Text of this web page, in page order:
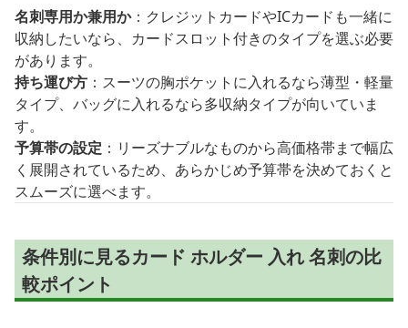
名刺専用か兼用か：クレジットカードやICカードも一緒に
収納したいなら、カードスロット付きのタイプを選ぶ必要
があります。
持ち運び方 ：スーツの胸ポケットに入れるなら薄型・軽量
タイプ、バッグに入れるなら多収納タイプが向いていま
す。
予算帯の設定 ：リーズナブルなものから高価格帯まで幅広
く展開されているため、あらかじめ予算帯を決めておくと
スムーズに選べます。
条件別に見るカード ホルダー 入れ 名刺の比
較ポイント